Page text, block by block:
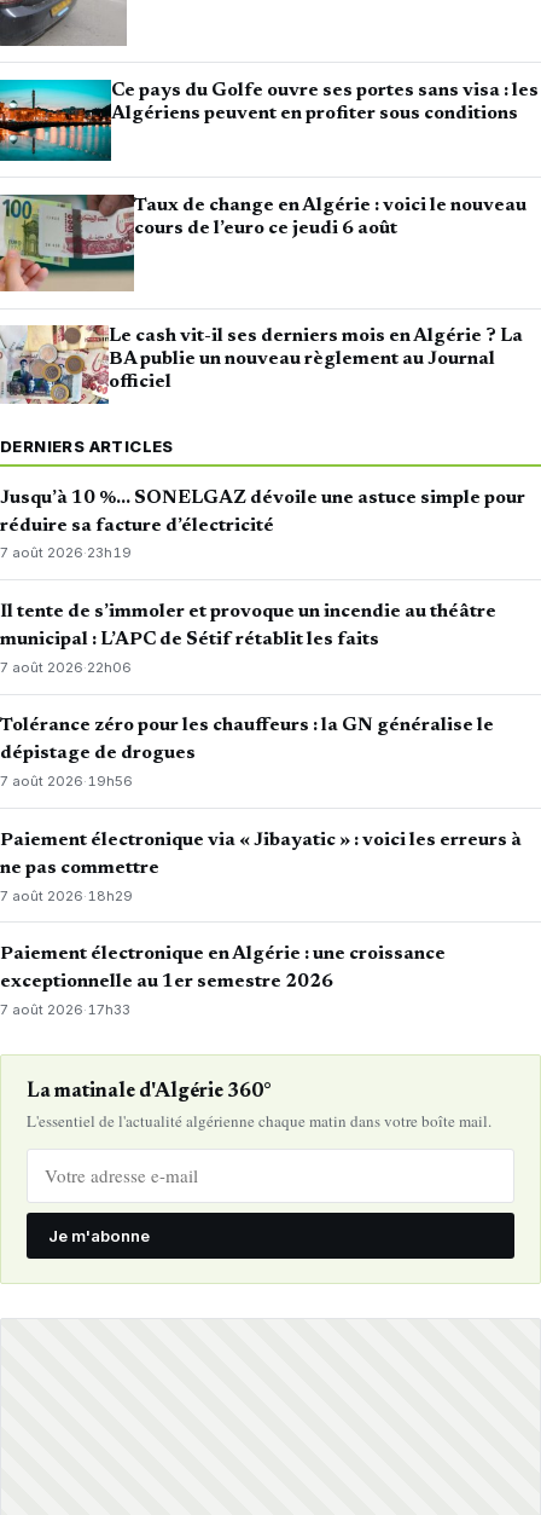
Ce pays du Golfe ouvre ses portes sans visa : les
Algériens peuvent en profiter sous conditions
Taux de change en Algérie : voici le nouveau
cours de l’euro ce jeudi 6 août
Le cash vit-il ses derniers mois en Algérie ? La
BA publie un nouveau règlement au Journal
officiel
DERNIERS ARTICLES
Jusqu’à 10 %… SONELGAZ dévoile une astuce simple pour
réduire sa facture d’électricité
7 août 2026·23h19
Il tente de s’immoler et provoque un incendie au théâtre
municipal : L’APC de Sétif rétablit les faits
7 août 2026·22h06
Tolérance zéro pour les chauffeurs : la GN généralise le
dépistage de drogues
7 août 2026·19h56
Paiement électronique via « Jibayatic » : voici les erreurs à
ne pas commettre
7 août 2026· 18h29
Paiement électronique en Algérie : une croissance
exceptionnelle au 1er semestre 2026
7 août 2026·17h33
La matinale d'Algérie 360°
L'essentiel de l'actualité algérienne chaque matin dans votre boîte mail.
Je m'abonne